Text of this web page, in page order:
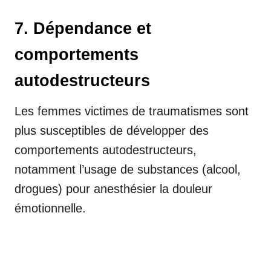
7. Dépendance et
comportements
autodestructeurs
Les femmes victimes de traumatismes sont
plus susceptibles de développer des
comportements autodestructeurs,
notamment l’usage de substances (alcool,
drogues) pour anesthésier la douleur
émotionnelle.